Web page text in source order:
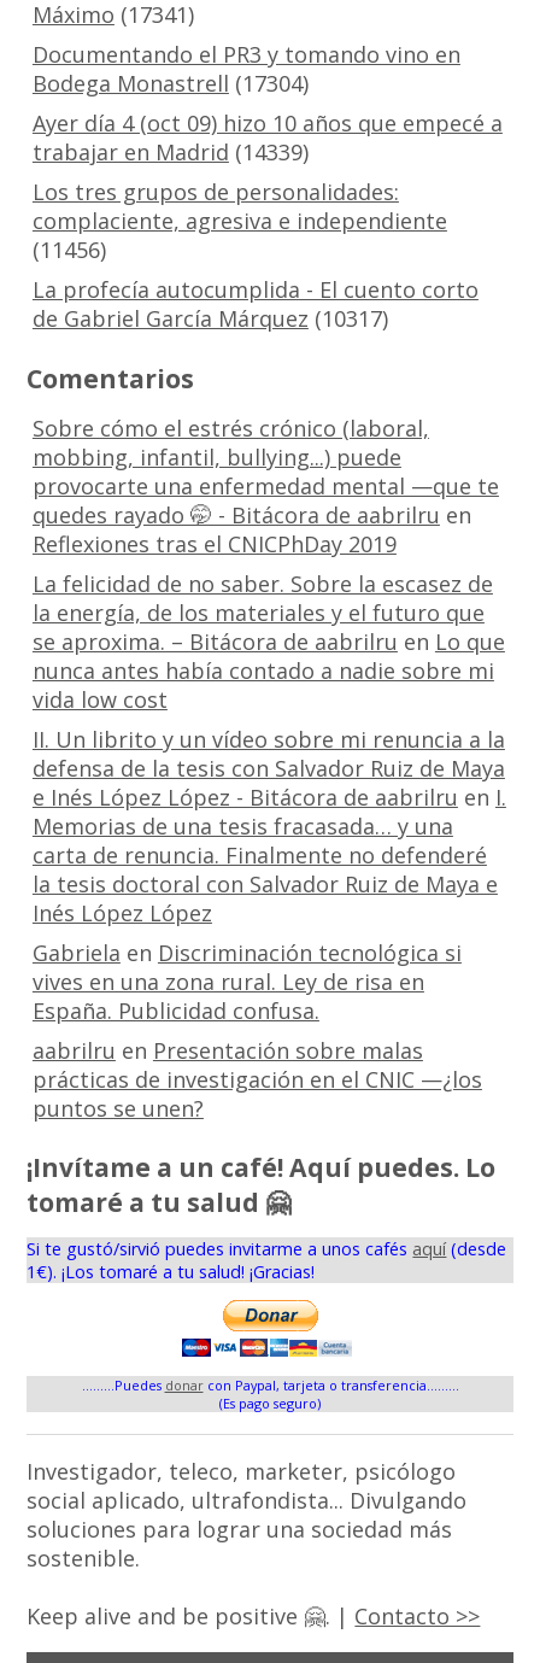
Máximo (17341)
Documentando el PR3 y tomando vino en
Bodega Monastrell (17304)
Ayer día 4 (oct 09) hizo 10 años que empecé a
trabajar en Madrid (14339)
Los tres grupos de personalidades:
complaciente, agresiva e independiente
(11456)
La profecía autocumplida - El cuento corto
de Gabriel García Márquez (10317)
Comentarios
Sobre cómo el estrés crónico (laboral,
mobbing, infantil, bullying...) puede
provocarte una enfermedad mental —que te
quedes rayado 🤭 - Bitácora de aabrilru en
Reflexiones tras el CNICPhDay 2019
La felicidad de no saber. Sobre la escasez de
la energía, de los materiales y el futuro que
se aproxima. – Bitácora de aabrilru en Lo que
nunca antes había contado a nadie sobre mi
vida low cost
II. Un librito y un vídeo sobre mi renuncia a la
defensa de la tesis con Salvador Ruiz de Maya
e Inés López López - Bitácora de aabrilru en I.
Memorias de una tesis fracasada… y una
carta de renuncia. Finalmente no defenderé
la tesis doctoral con Salvador Ruiz de Maya e
Inés López López
Gabriela en Discriminación tecnológica si
vives en una zona rural. Ley de risa en
España. Publicidad confusa.
aabrilru en Presentación sobre malas
prácticas de investigación en el CNIC —¿los
puntos se unen?
¡Invítame a un café! Aquí puedes. Lo
tomaré a tu salud 🤗
Si te gustó/sirvió puedes invitarme a unos cafés aquí(desde
1€). ¡Los tomaré a tu salud! ¡Gracias!
.........Puedes donarcon Paypal, tarjeta o transferencia.........
(Es pago seguro)
Investigador, teleco, marketer, psicólogo
social aplicado, ultrafondista... Divulgando
soluciones para lograr una sociedad más
sostenible.
Keep alive and be positive 🤗. | Contacto >>